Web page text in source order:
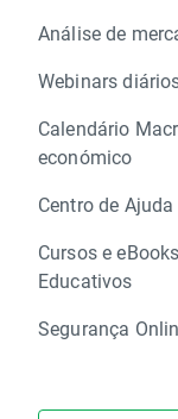
Análise de
Webinars
Calendário
económico
Centro de Ajuda
Cursos e eBooks
Educativos
Segurança